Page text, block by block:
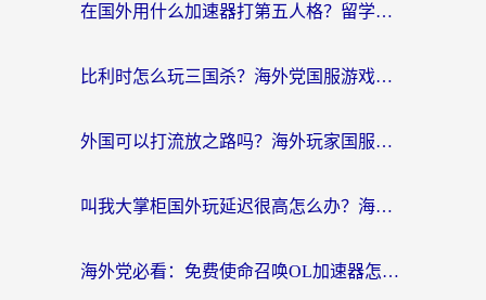
在国外用什么加速器打第五人格？留学生亲测：这6个功能才是关键！
比利时怎么玩三国杀？海外党国服游戏加速器终极指南（附问道CODOL优化方案）
外国可以打流放之路吗？海外玩家国服游戏畅玩终极指南（附实测推荐）
叫我大掌柜国外玩延迟很高怎么办？海外党亲测的国服游戏加速全攻略
海外党必看：免费使命召唤OL加速器怎么选？3个国服游戏加速痛点一次性解决